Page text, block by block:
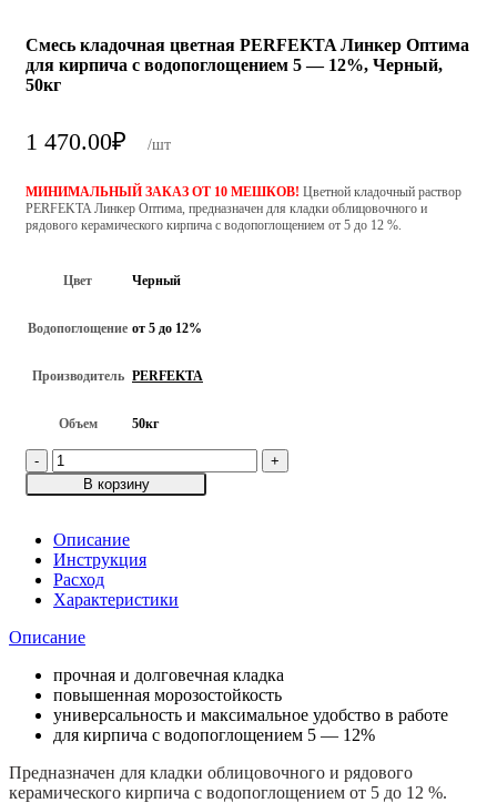
Смесь кладочная цветная PERFEKTA Линкер Оптима
для кирпича с водопоглощением 5 — 12%, Черный,
50кг
1 470.00₽ /шт
МИНИМАЛЬНЫЙ ЗАКАЗ ОТ 10 МЕШКОВ! Цветной кладочный раствор
PERFEKTA Линкер Оптима, предназначен для кладки облицовочного и
рядового керамического кирпича с водопоглощением от 5 до 12 %.
Цвет Черный
Водопоглощение от 5 до 12%
Производитель PERFEKTA
Объем 50кг
Количество
товара
Смесь
цветная
PERFEKTA
Линкер
Оптима
кирпича
водопоглощением
5
-
12%,
50кг
В корзину
Описание
Инструкция
Расход
Характеристики
Описание
прочная и долговечная кладка
повышенная морозостойкость
универсальность и максимальное удобство в работе
для кирпича с водопоглощением 5 — 12%
Предназначен для кладки облицовочного и рядового
керамического кирпича с водопоглощением от 5 до 12 %.